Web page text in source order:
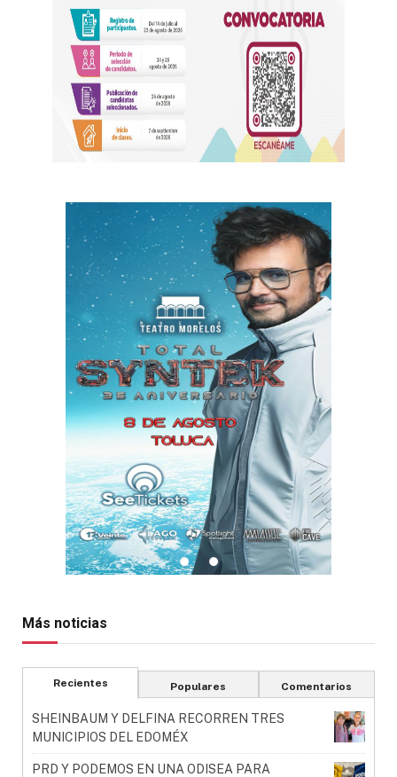
Más noticias
Recientes Populares Comentarios
SHEINBAUM Y DELFINA RECORREN TRES
MUNICIPIOS DEL EDOMÉX
PRD Y PODEMOS EN UNA ODISEA PARA